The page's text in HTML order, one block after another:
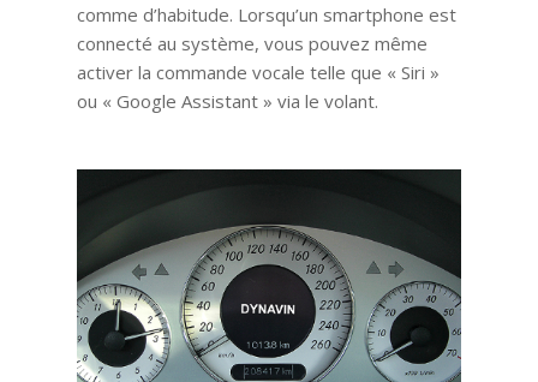
comme d’habitude. Lorsqu’un smartphone est
connecté au système, vous pouvez même
activer la commande vocale telle que « Siri »
ou « Google Assistant » via le volant.